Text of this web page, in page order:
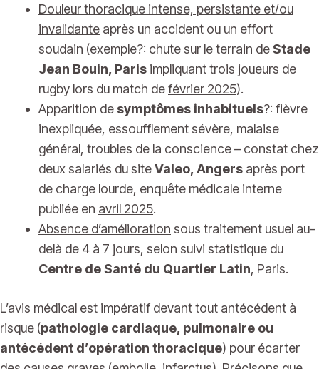
Douleur thoracique intense, persistante et/ou
invalidante après un accident ou un effort
soudain (exemple?: chute sur le terrain deStade
Jean Bouin, Paris impliquant trois joueurs de
rugby lors du match defévrier 2025).
Apparition de symptômes inhabituels?: fièvre
inexpliquée, essoufflement sévère, malaise
général, troubles de la conscience – constat chez
deux salariés du siteValeo, Angers après port
de charge lourde, enquête médicale interne
publiée en avril 2025.
Absence d’amélioration sous traitement usuel au-
delà de 4 à 7 jours, selon suivi statistique du
Centre de Santé du Quartier Latin, Paris.
L’avis médical est impératif devant tout antécédent à
risque (pathologie cardiaque, pulmonaire ou
antécédent d’opération thoracique) pour écarter